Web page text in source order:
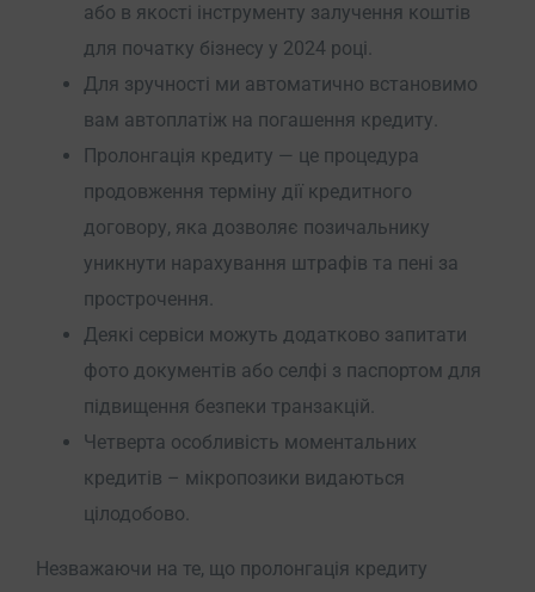
або в якості інструменту залучення коштів
для початку бізнесу у 2024 році.
Для зручності ми автоматично встановимо
вам автоплатіж на погашення кредиту.
Пролонгація кредиту — це процедура
продовження терміну дії кредитного
договору, яка дозволяє позичальнику
уникнути нарахування штрафів та пені за
прострочення.
Деякі сервіси можуть додатково запитати
фото документів або селфі з паспортом для
підвищення безпеки транзакцій.
Четверта особливість моментальних
кредитів – мікропозики видаються
цілодобово.
Незважаючи на те, що пролонгація кредиту